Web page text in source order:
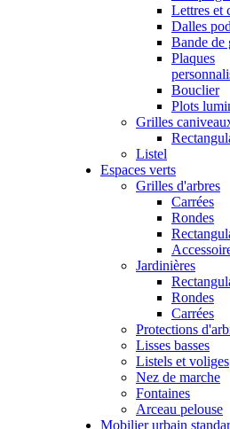
Lettres et
Dalles
Bande de
Plaques
Bouclier
Plots
Grilles
Listel
Espaces verts
Grilles d'arbres
Carrées
Rondes
Jardinières
Rondes
Carrées
Protections
Lisses basses
Listels et voliges
Nez de marche
Fontaines
Arceau pelouse
Mobilier urbain